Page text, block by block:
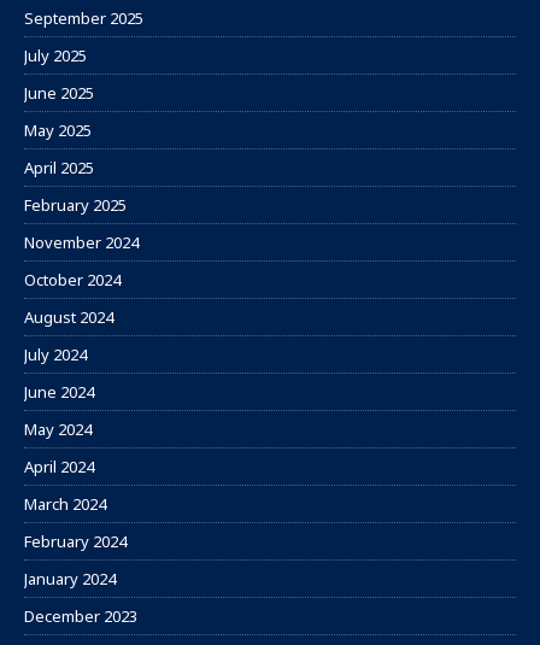
September 2025
July 2025
June 2025
May 2025
April 2025
February 2025
November 2024
October 2024
August 2024
July 2024
June 2024
May 2024
April 2024
March 2024
February 2024
January 2024
December 2023